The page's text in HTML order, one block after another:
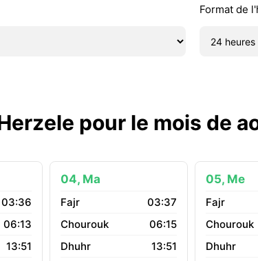
Format de
pour le mois de
03:36
06:13
13:51
04, Ma
03:37
06:15
13:51
05, Me